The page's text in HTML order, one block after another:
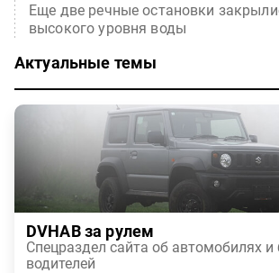
Еще две речные остановки
высокого уровня воды
Актуальные темы
DVHAB за рулем
Спецраздел сайта об автомобилях и
водителей